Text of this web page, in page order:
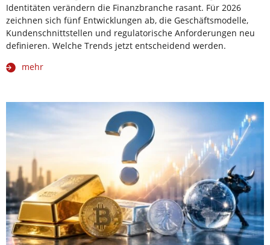
Identitäten verändern die Finanzbranche rasant. Für 2026
zeichnen sich fünf Entwicklungen ab, die Geschäftsmodelle,
Kundenschnittstellen und regulatorische Anforderungen neu
definieren. Welche Trends jetzt entscheidend werden.
mehr